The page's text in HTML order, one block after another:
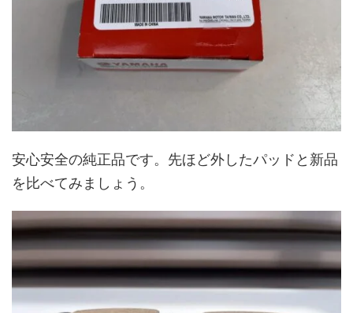
安心安全の純正品です。先ほど外したパッドと新品
を比べてみましょう。